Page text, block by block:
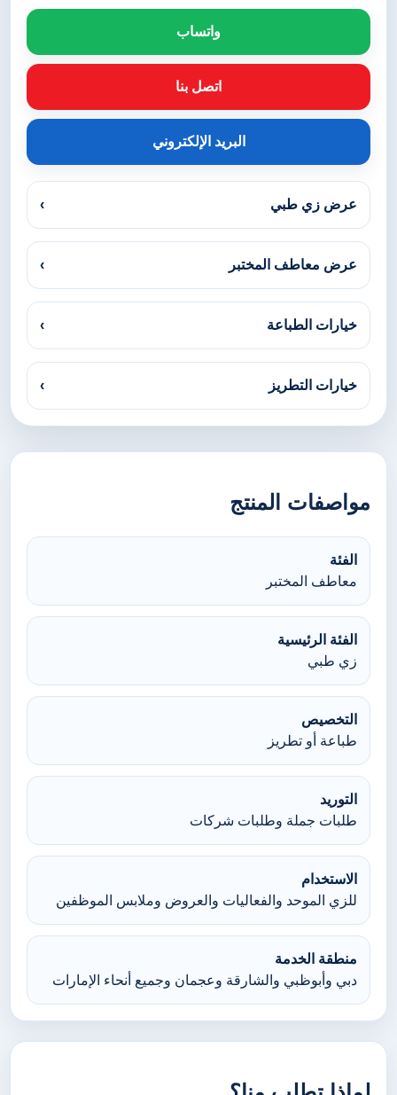
واتساب
اتصل بنا
البريد الإلكتروني
عرض زي طبي ›
عرض معاطف المختبر ›
خيارات الطباعة ›
خيارات التطريز ›
مواصفات المنتج
الفئة
معاطف المختبر
الفئة الرئيسية
زي طبي
التخصيص
طباعة أو تطريز
التوريد
طلبات جملة وطلبات شركات
الاستخدام
للزي الموحد والفعاليات والعروض وملابس الموظفين
منطقة الخدمة
دبي وأبوظبي والشارقة وعجمان وجميع أنحاء الإمارات